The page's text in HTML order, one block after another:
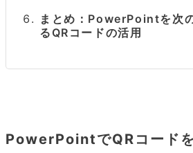
まとめ：PowerPointを次
るQRコードの活用
PowerPointでQRコード